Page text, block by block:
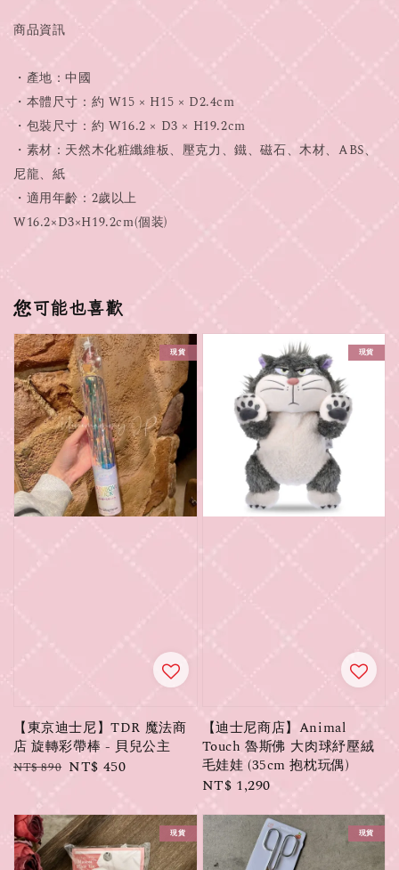
商品資訊
・產地：中國
・本體尺寸：約 W15 × H15 × D2.4cm
・包裝尺寸：約 W16.2 × D3 × H19.2cm
・素材：天然木化粧纖維板、壓克力、鐵、磁石、木材、ABS、
尼龍、紙
・適用年齡：2歲以上
W16.2×D3×H19.2cm(個装)
您可能也喜歡
現貨
【東京迪士尼】TDR 魔法商
店 旋轉彩帶棒 - 貝兒公主
Regular
NT$ 890 Sale
NT$ 450
現貨
【迪士尼商店】Animal
Touch 魯斯佛 大肉球紓壓絨
毛娃娃 (35cm 抱枕玩偶)
Regular
NT$ 1,290
現貨 現貨